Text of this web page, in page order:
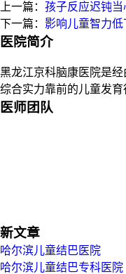
上一篇： 孩子反应迟钝
下一篇： 影响儿童智力
医院简介
黑龙江京科脑康医院是
综合实力靠前的儿童发育
医师团队
新文章
哈尔滨儿童结巴医院
哈尔滨儿童结巴专科医院